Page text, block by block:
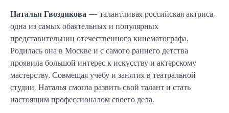
Наталья Гвоздикова — талантливая российская актриса,
одна из самых обаятельных и популярных
представительниц отечественного кинематографа.
Родилась она в Москве и с самого раннего детства
проявила большой интерес к искусству и актерскому
мастерству. Совмещая учебу и занятия в театральной
студии, Наталья смогла развить свой талант и стать
настоящим профессионалом своего дела.